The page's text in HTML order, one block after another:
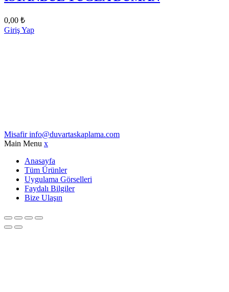
0,00 ₺
Giriş Yap
Misafirinfo@duvartaskaplama.com
Main Menu x
Anasayfa
Tüm Ürünler
Uygulama Görselleri
Faydalı Bilgiler
Bize Ulaşın